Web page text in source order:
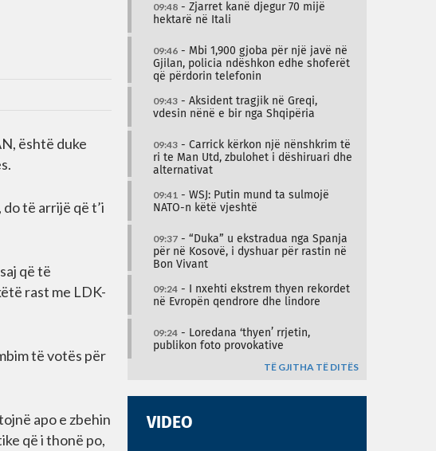
është duke
të arrijë që t’i
që të
rast me LDK-
të votës për
apo e zbehin
që i thonë po,
09:48 - Zjarret kanë djegur 70 mijë
hektarë në Itali
09:46 - Mbi 1,900 gjoba për një javë në
Gjilan, policia ndëshkon edhe shoferët
që përdorin telefonin
09:43 - Aksident tragjik në Greqi,
vdesin nënë e bir nga Shqipëria
09:43 - Carrick kërkon një nënshkrim të
ri te Man Utd, zbulohet i dëshiruari dhe
alternativat
09:41 - WSJ: Putin mund ta sulmojë
NATO-n këtë vjeshtë
09:37 - “Duka” u ekstradua nga Spanja
për në Kosovë, i dyshuar për rastin në
Bon Vivant
09:24 - I nxehti ekstrem thyen rekordet
në Evropën qendrore dhe lindore
09:24 - Loredana ‘thyen’ rrjetin,
publikon foto provokative
TË GJITHA TË DITËS
VIDEO